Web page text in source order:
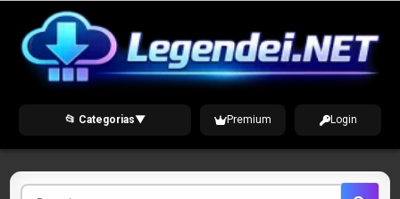
content
📂 Categorias▼ Premium Login
Pesquisar